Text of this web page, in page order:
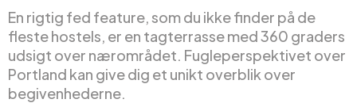
En rigtig fed feature, som du ikke finder på de
fleste hostels, er en tagterrasse med 360 graders
udsigt over nærområdet. Fugleperspektivet over
Portland kan give dig et unikt overblik over
begivenhederne.